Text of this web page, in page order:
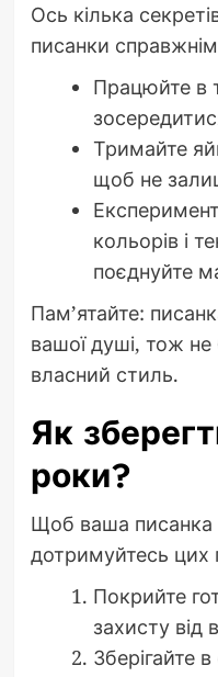
Ось кілька
писанки
Працюйте в
Тримайте
щоб не
кольорів і
поєднуйте
Пам’ятайте:
вашої душі, тож не
власний стиль.
Як
роки?
Щоб ваша писанка
дотримуйтесь цих
Покрийте
захисту від
Зберігайте